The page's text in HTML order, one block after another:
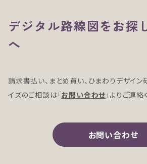
デジタル路線図をお探
へ
請求書払い、まとめ買い、ひまわりデザイ
イズのご相談は「お問い合わせ 」よりご連絡
お問い合わせ